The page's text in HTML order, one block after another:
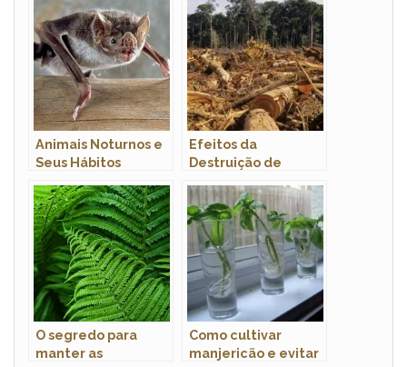
Animais Noturnos e
Seus Hábitos
Efeitos da
Destruição de
Populações Animais
O segredo para
manter as
Como cultivar
manjericão e evitar